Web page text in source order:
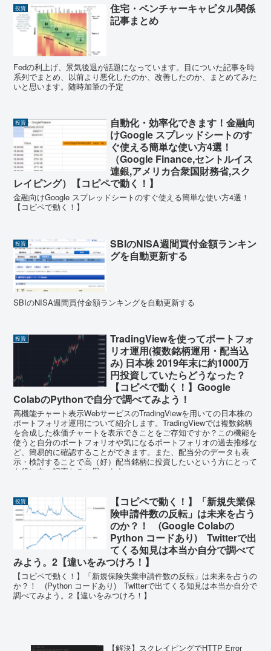
投資
住宅・ベンチャーキャピタル関係
記事まとめ
Fedの利上げ、景気後退が話題になっています。目についた記事を時
系列でまとめ、以前より悪化したのか、改善したのか、まとめてみた
いと思います。随時加筆の予定
投資
自動化・効率化できます！金融向
けGoogle スプレッドシートのす
ぐ使える簡単な使い方4選！
（Google Finance,セントルイス
連銀,アメリカ合衆国財務省,スク
レイピング）【コピペで動く！】
金融向けGoogle スプレッドシートのすぐ使える簡単な使い方4選！
【コピペで動く！】
投資
SBIのNISA週間買付金額ランキン
グを自動更新する
SBIのNISA週間買付金額ランキングを自動更新する
投資
TradingViewを使ってポートフォ
リオ運用(複数銘柄運用・配当込
み) 日本株 2019年末に約1000万
円投資していたらどうなった？
【コピペで動く！】Google
ColabのPythonで自分で調べてみよう！
高機能チャート表示WebサービスのTradingViewを用いての日本株の
ポートフォリオ運用について紹介します。TradingViewでは複数銘柄
を合成した株価チャートを表示できことをご存知ですか？この機能を
使うと自分のポートフォリオや気になるポートフォリオの過去推移な
ど、簡易的に確認することができます。また、配当分のデータも表
示・検討することで高（好）配当銘柄に投資したいという方にとって
も役に立つ記事なると思います。
投資
【コピペで動く！】「新規失業保
険申請件数の反転」は未来を占う
のか？！ (Google Colabの
Python コードあり) Twitterで出
てくる知見は本当か自分で調べて
みよう。2【違いをみつけろ！】
【コピペで動く！】「新規保険失業申請件数の反転」は未来を占うの
か？！ (Python コードあり) Twitterで出てくる知見は本当か自分で
調べてみよう。2【違いをみつけろ！】
【解決】スクレイピングでHTTP Error